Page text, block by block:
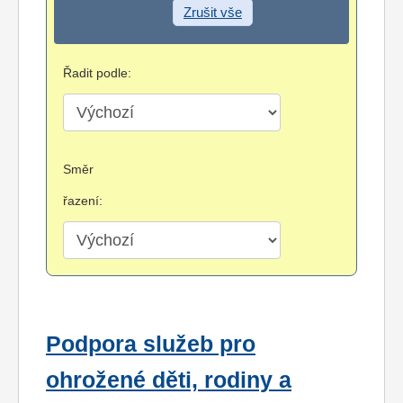
Zrušit vše
Řadit podle:
Směr
řazení:
Podpora služeb pro
ohrožené děti, rodiny a